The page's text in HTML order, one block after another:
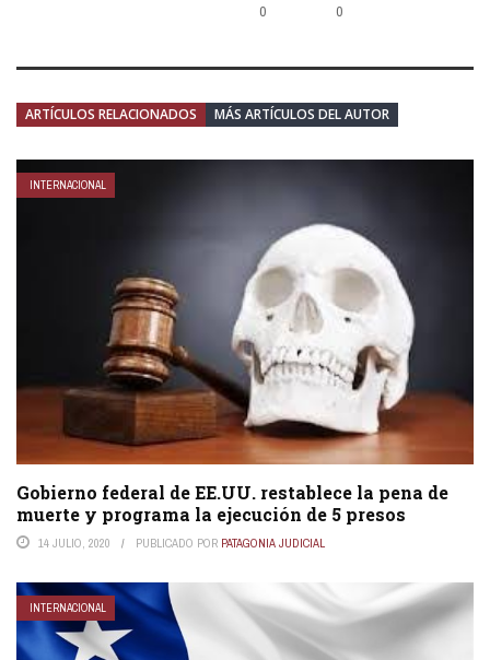
0 0
ARTÍCULOS RELACIONADOS MÁS ARTÍCULOS DEL AUTOR
INTERNACIONAL
Gobierno federal de EE.UU. restablece la pena de
muerte y programa la ejecución de 5 presos
14 JULIO, 2020 PUBLICADO POR PATAGONIA JUDICIAL
INTERNACIONAL